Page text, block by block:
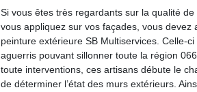
Si vous êtes très regardants sur la qualité
vous appliquez sur vos façades, vous devez
peinture extérieure SB Multiservices. Celle-
aguerris pouvant sillonner toute la région
toute interventions, ces artisans débute le
de déterminer l’état des murs extérieurs.